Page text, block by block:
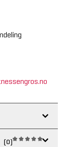
(0)